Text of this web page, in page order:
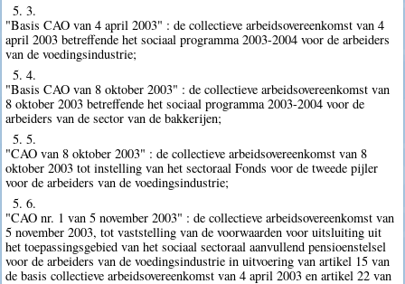
5. 3.
"Basis CAO van 4 april 2003" : de collectieve arbeidsovereenkomst van 4
april 2003 betreffende het sociaal programma 2003-2004 voor de arbeiders
van de voedingsindustrie;
5. 4.
"Basis CAO van 8 oktober 2003" : de collectieve arbeidsovereenkomst van
8 oktober 2003 betreffende het sociaal programma 2003-2004 voor de
arbeiders van de sector van de bakkerijen;
5. 5.
"CAO van 8 oktober 2003" : de collectieve arbeidsovereenkomst van 8
oktober 2003 tot instelling van het sectoraal Fonds voor de tweede pijler
voor de arbeiders van de voedingsindustrie;
5. 6.
"CAO nr. 1 van 5 november 2003" : de collectieve arbeidsovereenkomst van
5 november 2003, tot vaststelling van de voorwaarden voor uitsluiting uit
het toepassingsgebied van het sociaal sectoraal aanvullend pensioenstelsel
voor de arbeiders van de voedingsindustrie in uitvoering van artikel 15 van
de basis collectieve arbeidsovereenkomst van 4 april 2003 en artikel 22 van